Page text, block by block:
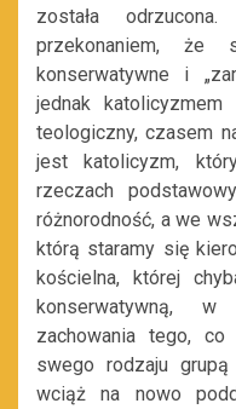
została
przekonaniem, że
konserwatywne i
jednak
teologiczny, czasem
jest katolicyzm,
rzeczach
różnorodność, a we
którą staramy się
kościelna, której
konserwatywną, w
zachowania tego,
swego rodzaju grupą
wciąż na nowo